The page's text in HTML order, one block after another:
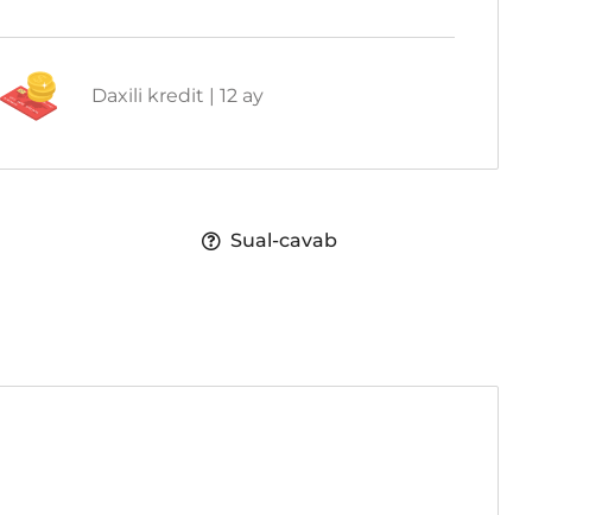
Daxili kredit | 12 ay
Sual-cavab